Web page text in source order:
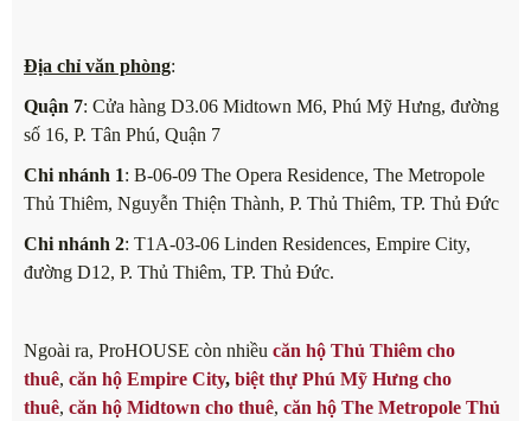
Địa chỉ văn phòng:
Quận 7: Cửa hàng D3.06 Midtown M6, Phú Mỹ Hưng, đường
số 16, P. Tân Phú, Quận 7
Chi nhánh 1: B-06-09 The Opera Residence, The Metropole
Thủ Thiêm, Nguyễn Thiện Thành, P. Thủ Thiêm, TP. Thủ Đức
Chi nhánh 2: T1A-03-06 Linden Residences, Empire City,
đường D12, P. Thủ Thiêm, TP. Thủ Đức.
Ngoài ra, ProHOUSE còn nhiều căn hộ Thủ Thiêm cho
thuê, căn hộ Empire City, biệt thự Phú Mỹ Hưng cho
thuê, căn hộ Midtown cho thuê, căn hộ The Metropole Thủ